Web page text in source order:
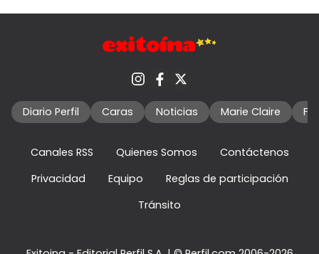
Diario Perfil Caras Noticias Marie Claire
Canales RSS Quienes Somos
Contáctenos
Privacidad
Equipo
Reglas de participación
Tránsito